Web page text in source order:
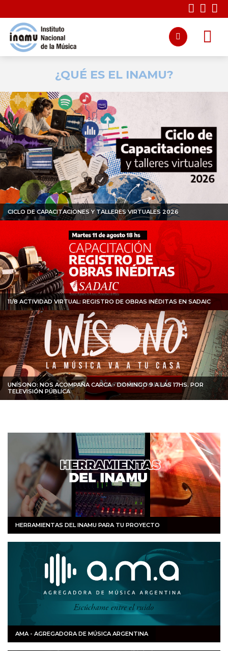
¿QUÉ ES EL INAMU?
CICLO DE CAPACITACIONES Y TALLERES VIRTUALES 2026
11/8 ACTIVIDAD VIRTUAL: REGISTRO DE OBRAS INÉDITAS EN SADAIC
UNÍSONO: NOS ACOMPAÑA CARCA - DOMINGO 9 A LAS 17HS. POR
TELEVISIÓN PÚBLICA
HERRAMIENTAS DEL INAMU PARA TU PROYECTO
AMA - AGREGADORA DE MÚSICA ARGENTINA